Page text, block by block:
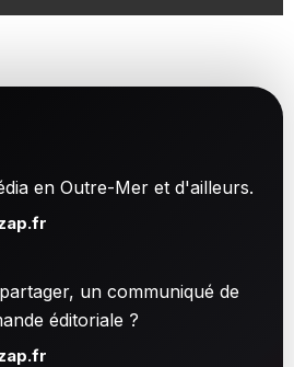
en Outre-Mer et d'ailleurs.
un communiqué de
éditoriale ?